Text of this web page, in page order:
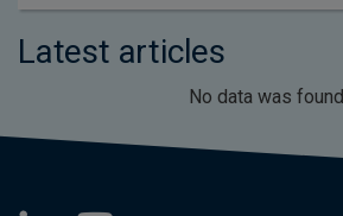
Latest articles
No data was found